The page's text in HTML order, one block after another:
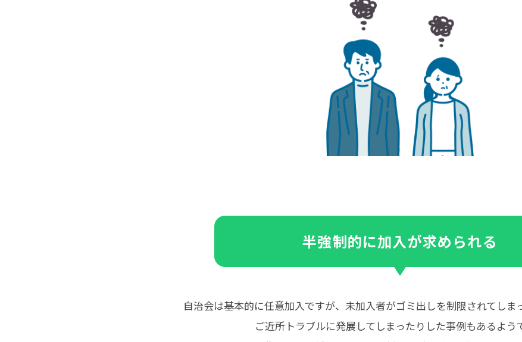
半強制的に加入が求められる
自治会は基本的に任意加入ですが、未加入者がゴミ出しを制限されてしま
ご近所トラブルに発展してしまったりした事例もあるよう